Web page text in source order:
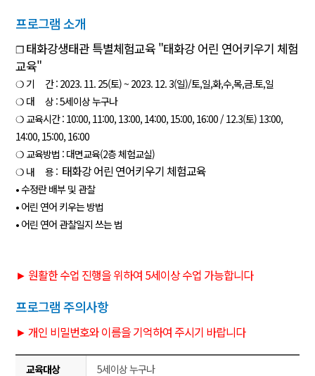
프로그램 소개
❐ 태화강생태관 특별체험교육 "태화강 어린 연어키우기 체험
교육"
❍ 기 간 : 2023. 11. 25(토) ~ 2023. 12. 3(일)/토,일,화,수,목,금.토,일
❍ 대 상 : 5세이상 누구나
❍ 교육시간 : 10:00, 11:00, 13:00, 14:00, 15:00, 16:00 / 12.3(토) 13:00,
14:00, 15:00, 16:00
❍ 교육방법 : 대면교육(2층 체험교실)
❍ 내 용 : 태화강 어린 연어키우기 체험교육
• 수정란 배부 및 관찰
• 어린 연어 키우는 방법
• 어린 연어 관찰일지 쓰는 법
► 원활한 수업 진행을 위하여 5세이상 수업 가능합니다
프로그램 주의사항
► 개인 비밀번호와 이름을 기억하여 주시기 바랍니다
교육대상
5세이상 누구나